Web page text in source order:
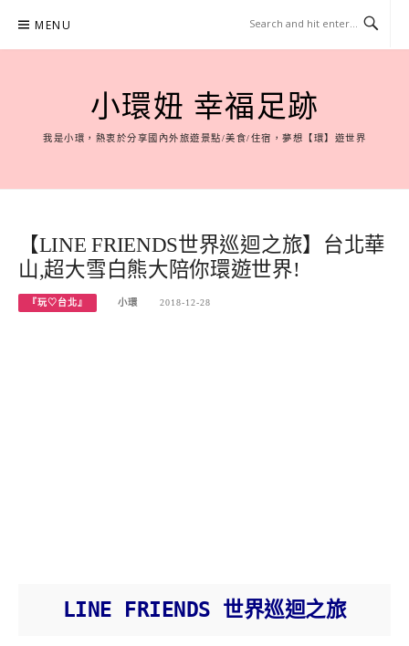
content
MENU
小環妞 幸福足跡
我是小環，熱衷於分享國內外旅遊景點/美食/住宿，夢想【環】遊世界
【LINE FRIENDS世界巡迴之旅】台北華
山,超大雪白熊大陪你環遊世界!
『玩♡台北』 小環 2018-12-28
LINE FRIENDS 世界巡迴之旅